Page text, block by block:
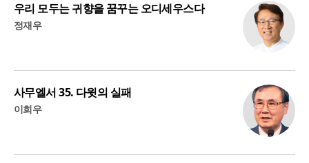
우리 모두는 귀향을 꿈꾸는 오디세우스다
정재우
사무엘서 35. 다윗의 실패
이희우